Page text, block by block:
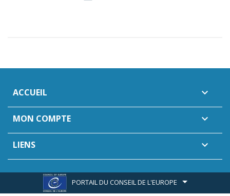
ACCUEIL 
MON COMPTE 
LIENS 
PORTAIL DU CONSEIL DE L'EUROPE